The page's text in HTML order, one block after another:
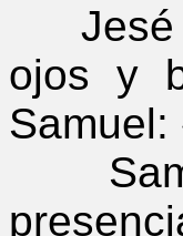
Jesé
ojos y